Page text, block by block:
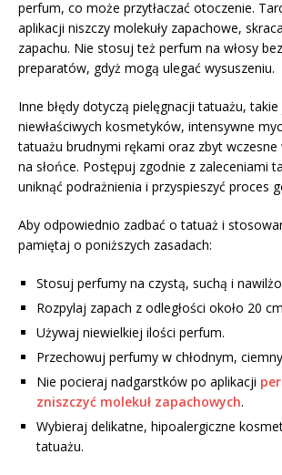
perfum, co może przytłaczać otoczenie.
aplikacji niszczy molekuły zapachowe,
zapachu. Nie stosuj też perfum na włosy
preparatów, gdyż mogą ulegać wysuszeniu.
Inne błędy dotyczą pielęgnacji tatuażu,
niewłaściwych kosmetyków, intensywne
tatuażu brudnymi rękami oraz zbyt
na słońce. Postępuj zgodnie z zaleceniami
uniknąć podrażnienia i przyspieszyć proces
Aby odpowiednio zadbać o tatuaż i
pamiętaj o poniższych zasadach:
Stosuj perfumy na czystą, suchą i
Rozpylaj zapach z odległości około 20
Używaj niewielkiej ilości perfum.
Przechowuj perfumy w chłodnym,
Nie pocieraj nadgarstków po aplikacji
zniszczyć molekuł zapachowych.
Wybieraj delikatne, hipoalergiczne
tatuażu.